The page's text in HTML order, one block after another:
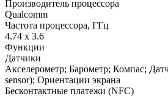
Производитель процессора
Qualcomm
Частота процессора, ГГц
4.74 x 3.6
Функции
Датчики
Акселерометр; Барометр; Компас;
sensor); Ориентации экрана
Бесконтактные платежи (NFC)